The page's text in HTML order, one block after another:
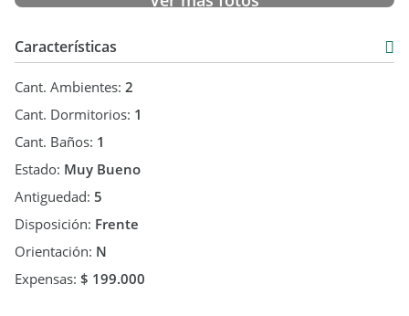
Características
Cant. Ambientes: 2
Cant. Dormitorios: 1
Cant. Baños: 1
Estado: Muy Bueno
Antiguedad: 5
Disposición: Frente
Orientación: N
Expensas: $ 199.000